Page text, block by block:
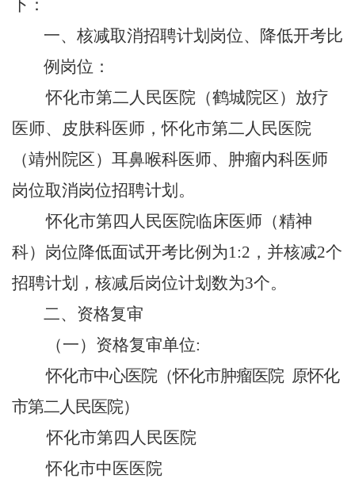
下：
一、核减取消招聘计划岗位、降低开考比
例岗位：
怀化市第二人民医院（鹤城院区）放疗
医师、皮肤科医师，怀化市第二人民医院
（靖州院区）耳鼻喉科医师、肿瘤内科医师
岗位取消岗位招聘计划。
怀化市第四人民医院临床医师（精神
科）岗位降低面试开考比例为1:2 ，并核减2个
招聘计划， 核减后岗位计划数为3个。
二、 资格复审
（一）资格复审单位:
怀化市中心医院（怀化市肿瘤医院 原怀化
市第二人民医院）
怀化市第四人民医院
怀化市中医医院